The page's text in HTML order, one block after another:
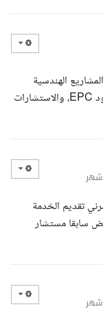
الهندسية
والإنشائية ومشاريع البنية التحتية، بما في ذلك عقود EPC، والاستشارات
تقديم الخدمة
سابقا مستشار